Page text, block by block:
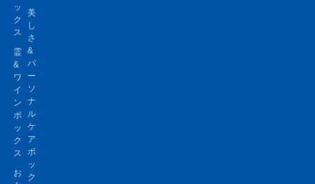
ッ
ク
ス
霊
&
ワ
イ
ン
ボ
ッ
ク
ス
お
美
し
さ
&
パ
ー
ソ
ナ
ル
ケ
ア
ボ
ッ
ク